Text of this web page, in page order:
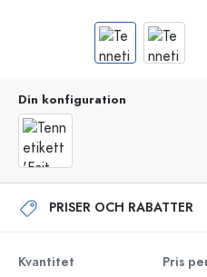
Din konfiguration
PRISER OCH RABATTER
Kvantitet Pris